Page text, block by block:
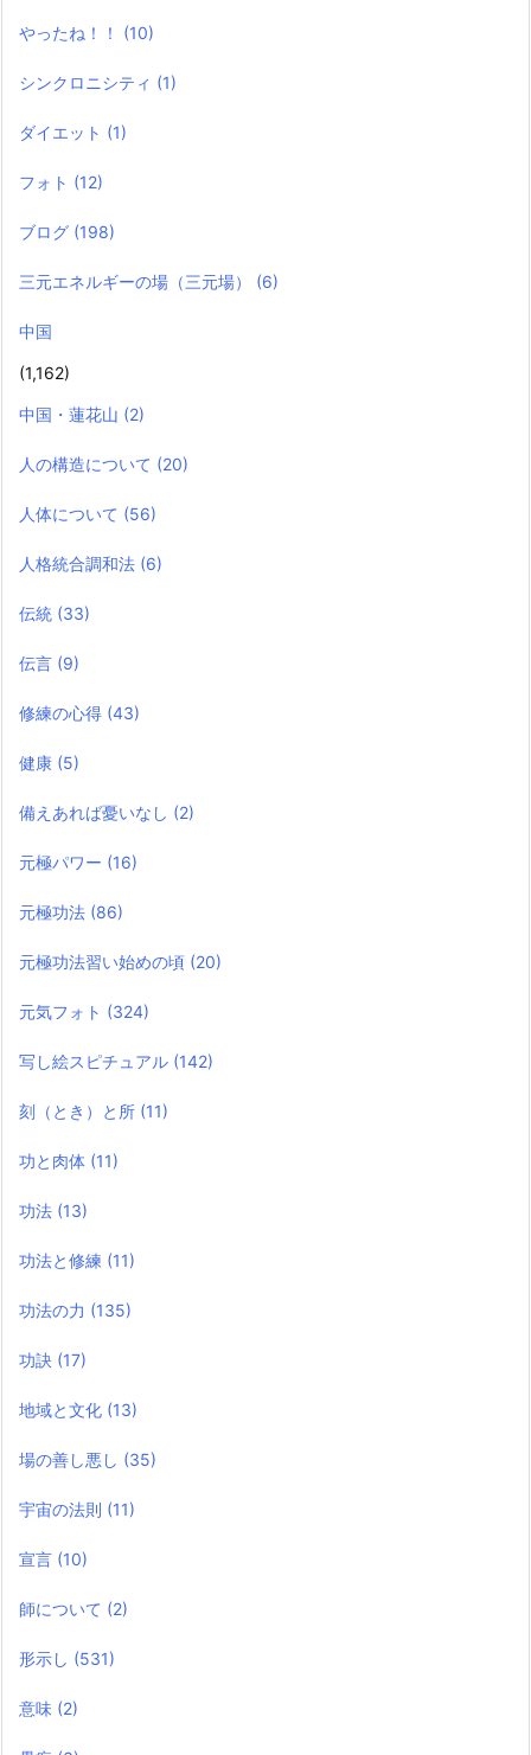
やったね！！ (10)
シンクロニシティ (1)
ダイエット (1)
フォト (12)
ブログ (198)
三元エネルギーの場（三元場） (6)
中国
(1,162)
中国・蓮花山 (2)
人の構造について (20)
人体について (56)
人格統合調和法 (6)
伝統 (33)
伝言 (9)
修練の心得 (43)
健康 (5)
備えあれば憂いなし (2)
元極パワー (16)
元極功法 (86)
元極功法習い始めの頃 (20)
元気フォト (324)
写し絵スピチュアル (142)
刻（とき）と所 (11)
功と肉体 (11)
功法 (13)
功法と修練 (11)
功法の力 (135)
功訣 (17)
地域と文化 (13)
場の善し悪し (35)
宇宙の法則 (11)
宣言 (10)
師について (2)
形示し (531)
意味 (2)